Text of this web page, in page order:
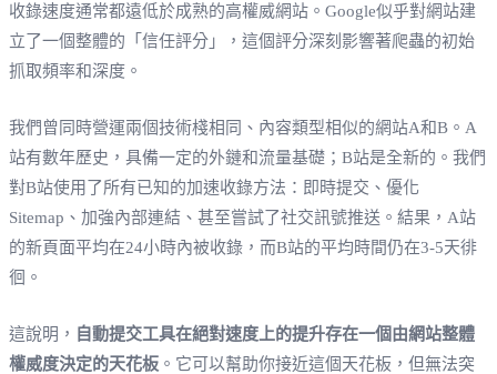
收錄速度通常都遠低於成熟的高權威網站。Google似乎對網站建
立了一個整體的「信任評分」，這個評分深刻影響著爬蟲的初始
抓取頻率和深度。
我們曾同時營運兩個技術棧相同、內容類型相似的網站A和B。A
站有數年歷史，具備一定的外鏈和流量基礎；B站是全新的。我們
對B站使用了所有已知的加速收錄方法：即時提交、優化
Sitemap、加強內部連結、甚至嘗試了社交訊號推送。結果，A站
的新頁面平均在24小時內被收錄，而B站的平均時間仍在3-5天徘
徊。
這說明，
自動提交工具在絕對速度上的提升存在一個由網站整體
權威度決定的天花板 。它可以幫助你接近這個天花板，但無法突